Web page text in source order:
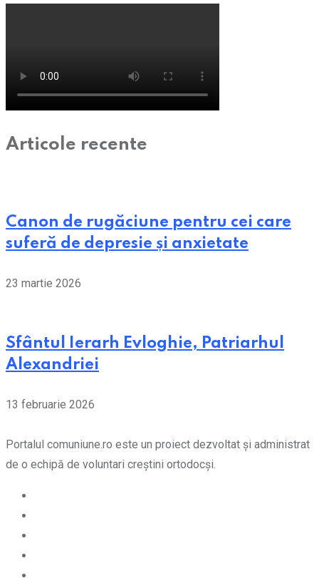
Articole recente
Canon de rugăciune pentru cei care
suferă de depresie și anxietate
23 martie 2026
Sfântul Ierarh Evloghie, Patriarhul
Alexandriei
13 februarie 2026
Portalul comuniune.ro este un proiect dezvoltat și administrat
de o echipă de voluntari creștini ortodocși.